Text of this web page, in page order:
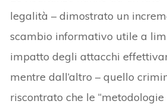
legalità – dimostrato un
scambio informativo utile a
impatto degli attacchi
mentre dall’altro – quello
riscontrato che le